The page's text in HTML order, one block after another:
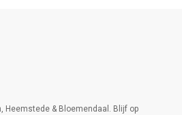
Heemstede & Bloemendaal. Blijf op